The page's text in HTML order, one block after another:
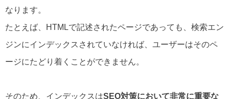
なります。
たとえば、HTMLで記述されたページであっても、検索エン
ジンにインデックスされていなければ、ユーザーはそのペ
ージにたどり着くことができません。
そのため、インデックスはSEO対策において非常に重要な